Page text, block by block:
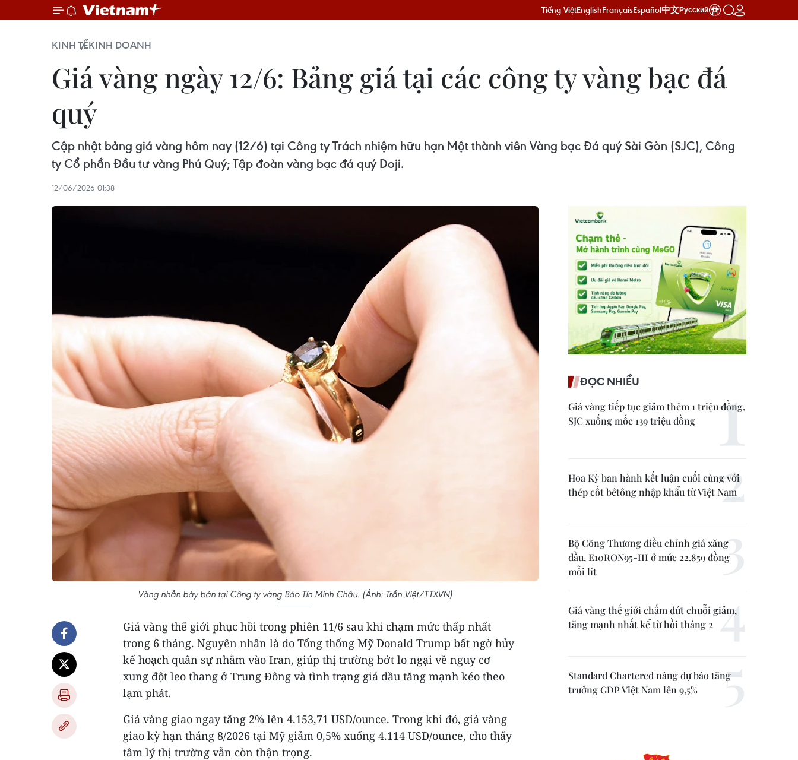
Tiếng ViệtEnglishFrançaisEspañol中文Русский
KINH TẾKINH DOANH
Giá vàng ngày 12/6: Bảng giá tại các công ty vàng bạc đá
quý
Cập nhật bảng giá vàng hôm nay (12/6) tại Công ty Trách nhiệm hữu hạn Một thành viên Vàng bạc Đá quý Sài Gòn (SJC), Công
ty Cổ phần Đầu tư vàng Phú Quý; Tập đoàn vàng bạc đá quý Doji.
12/06/2026 01:38
Vàng nhẫn bày bán tại Công ty vàng Bảo Tín Minh Châu. (Ảnh: Trần Việt/TTXVN)
Giá vàng thế giới phục hồi trong phiên 11/6 sau khi chạm mức thấp nhất
trong 6 tháng. Nguyên nhân là do Tổng thống Mỹ Donald Trump bất ngờ hủy
kế hoạch quân sự nhằm vào Iran, giúp thị trường bớt lo ngại về nguy cơ
xung đột leo thang ở Trung Đông và tình trạng giá dầu tăng mạnh kéo theo
lạm phát.
Giá vàng giao ngay tăng 2% lên 4.153,71 USD/ounce. Trong khi đó, giá vàng
giao kỳ hạn tháng 8/2026 tại Mỹ giảm 0,5% xuống 4.114 USD/ounce, cho thấy
tâm lý thị trường vẫn còn thận trọng.
ĐỌC NHIỀU
Giá vàng tiếp tục giảm thêm 1 triệu đồng,
SJC xuống mốc 139 triệu đồng
Hoa Kỳ ban hành kết luận cuối cùng với
thép cốt bêtông nhập khẩu từ Việt Nam
Bộ Công Thương điều chỉnh giá xăng
dầu, E10RON95-III ở mức 22.859 đồng
mỗi lít
Giá vàng thế giới chấm dứt chuỗi giảm,
tăng mạnh nhất kể từ hồi tháng 2
Standard Chartered nâng dự báo tăng
trưởng GDP Việt Nam lên 9,5%